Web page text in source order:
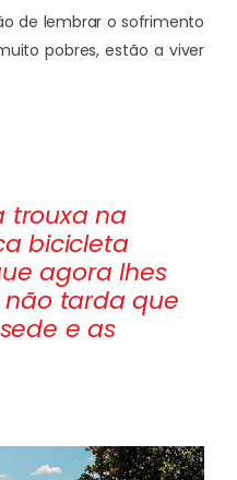
de lembrar o sofrimento
pobres, estão a viver
trouxa na
bicicleta
agora lhes
tarda que
e as